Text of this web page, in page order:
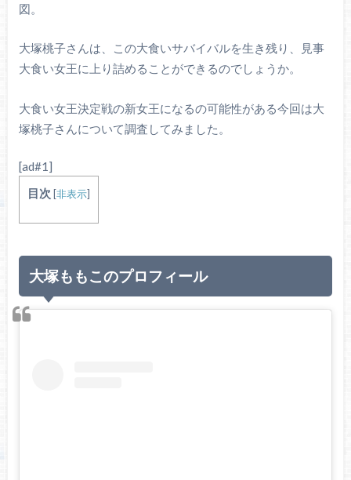
図。
大塚桃子さんは、この大食いサバイバルを生き残り、見事
大食い女王に上り詰めることができるのでしょうか。
大食い女王決定戦の新女王になるの可能性がある今回は大
塚桃子さんについて調査してみました。
[ad#1]
目次 [非表示]
大塚ももこのプロフィール